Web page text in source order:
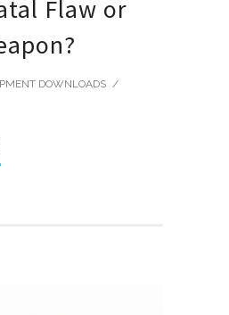
Flaw or
DOWNLOADS /